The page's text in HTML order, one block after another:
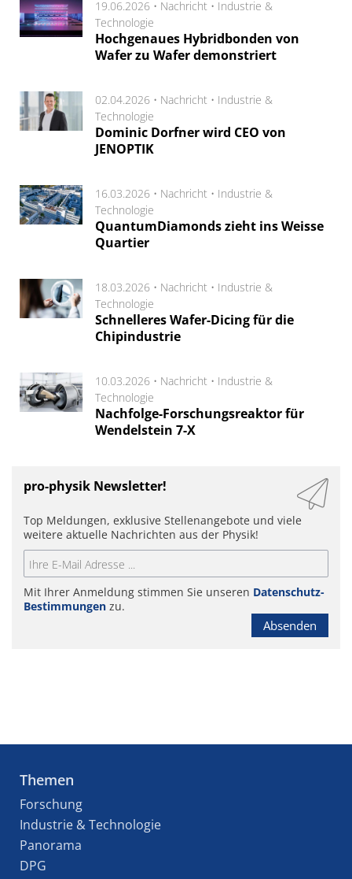
19.06.2026 • Nachricht • Industrie &
Technologie
Hochgenaues Hybridbonden von
Wafer zu Wafer demonstriert
02.04.2026 • Nachricht • Industrie &
Technologie
Dominic Dorfner wird CEO von
JENOPTIK
16.03.2026 • Nachricht • Industrie &
Technologie
QuantumDiamonds zieht ins Weisse
Quartier
18.03.2026 • Nachricht • Industrie &
Technologie
Schnelleres Wafer-Dicing für die
Chipindustrie
10.03.2026 • Nachricht • Industrie &
Technologie
Nachfolge-Forschungsreaktor für
Wendelstein 7-X
pro-physik Newsletter!
Top Meldungen, exklusive Stellenangebote und viele
weitere aktuelle Nachrichten aus der Physik!
Mit Ihrer Anmeldung stimmen Sie unseren Datenschutz-
Bestimmungen zu.
Absenden
Themen
Forschung
Industrie & Technologie
Panorama
DPG